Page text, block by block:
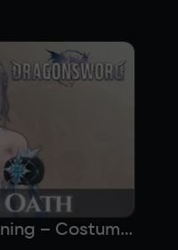
DragonSword: Awakening – Costume: Ophelia’s Oath